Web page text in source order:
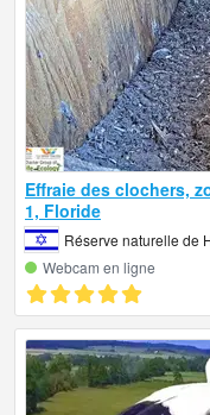
Effraie des clochers,
1, Floride
Réserve naturelle de
Webcam en ligne